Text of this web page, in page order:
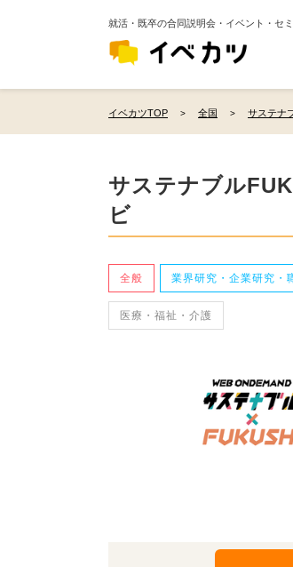
就活・既卒の合同説明会・イベント・セ
イベカツTOP 全国 サステナ
サステナブル
ビ
全般 業界研究・企業研究・
医療・福祉・介護